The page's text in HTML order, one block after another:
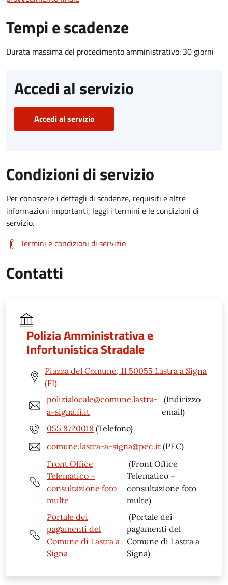
Tempi e scadenze
Durata massima del procedimento amministrativo: 30 giorni
Accedi al servizio
Accedi al servizio
Condizioni di servizio
Per conoscere i dettagli di scadenze, requisiti e altre
informazioni importanti, leggi i termini e le condizioni di
servizio.
Termini e condizioni di servizio
Contatti
Polizia Amministrativa e
Infortunistica Stradale
Piazza del Comune, 11 50055 Lastra a Signa
(FI)
polizialocale@comune.lastra-
a-signa.fi.it
(Indirizzo
email)
055 8720018 (Telefono)
comune.lastra-a-signa@pec.it (PEC)
Front Office
Telematico –
consultazione foto
multe
(Front Office
Telematico –
consultazione foto
multe)
Portale dei
pagamenti del
Comune di Lastra a
Signa
(Portale dei
pagamenti del
Comune di Lastra a
Signa)